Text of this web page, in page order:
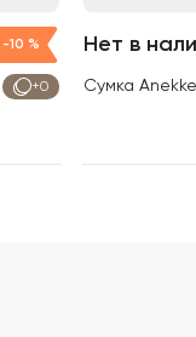
-10 %
+0
Нет в
Сумка